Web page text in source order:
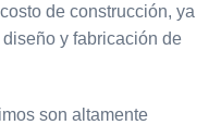
de construcción, ya
y fabricación de
son altamente